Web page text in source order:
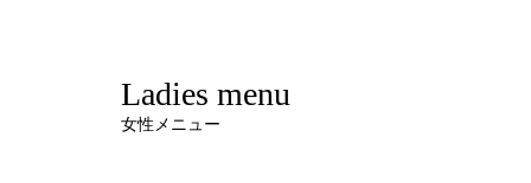
Ladies menu
女性メニュー